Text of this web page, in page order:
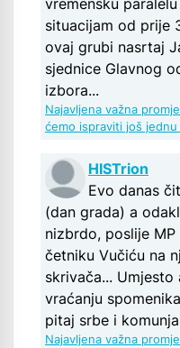
situacijam od prije
ovaj grubi nasrtaj
sjednice Glavnog
izbora...
Najavljena važna
ćemo ispraviti još
HISTrion
Evo danas
(dan grada) a
nizbrdo, poslije
četniku Vučiću na
skrivača... Umjesto
vraćanju
pitaj srbe i
Najavljena važna